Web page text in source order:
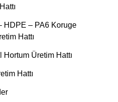
HDPE – PA6 Koruge
Hattı
Hortum Üretim Hattı
Hattı